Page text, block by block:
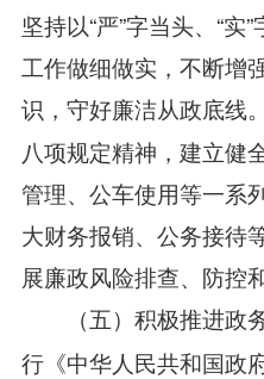
坚持以“严”字当头、“实
工作做细做实，不断增
识，守好廉洁从政底线。
八项规定精神，建立健
管理、公车使用等一系
大财务报销、公务接待
展廉政风险排查、防控
（五）积极推进政
行《中华人民共和国政